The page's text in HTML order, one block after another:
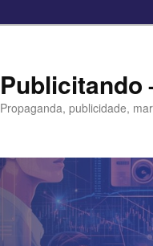
Publicitando
Propaganda, publicidade,